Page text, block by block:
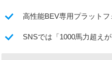
高性能BEV専用プラット
SNSでは「1000馬力超え